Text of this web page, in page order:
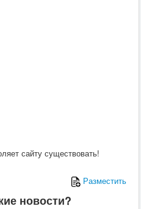
сайту существовать!
Разместить
новости?